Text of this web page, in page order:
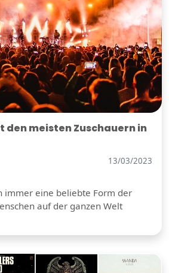
den meisten Zuschauern in
13/03/2023
immer eine beliebte Form der
auf der ganzen Welt